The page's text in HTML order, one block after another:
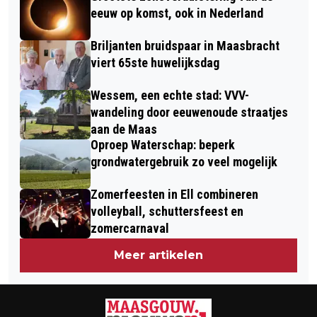
REËEL RISICO'eeuw op komst, ook in Nederland
Briljanten bruidspaar in Maasbracht
viert 65ste huwelijksdag
Wessem, een echte stad: VVV-
wandeling door eeuwenoude straatjes
aan de Maas
Oproep Waterschap: beperk
grondwatergebruik zo veel mogelijk
Zomerfeesten in Ell combineren
volleyball, schuttersfeest en
zomercarnaval
Meer artikelen